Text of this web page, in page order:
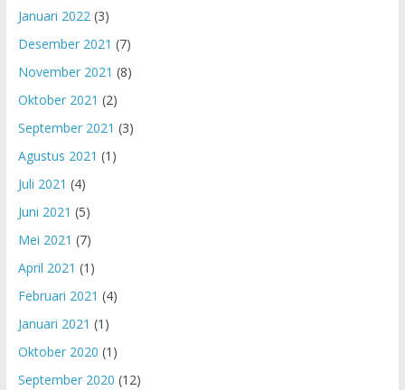
Januari 2022(3)
Desember 2021 (7)
November 2021 (8)
Oktober 2021 (2)
September 2021 (3)
Agustus 2021 (1)
Juli 2021 (4)
Juni 2021 (5)
Mei 2021 (7)
April 2021 (1)
Februari 2021 (4)
Januari 2021 (1)
Oktober 2020 (1)
September 2020 (12)